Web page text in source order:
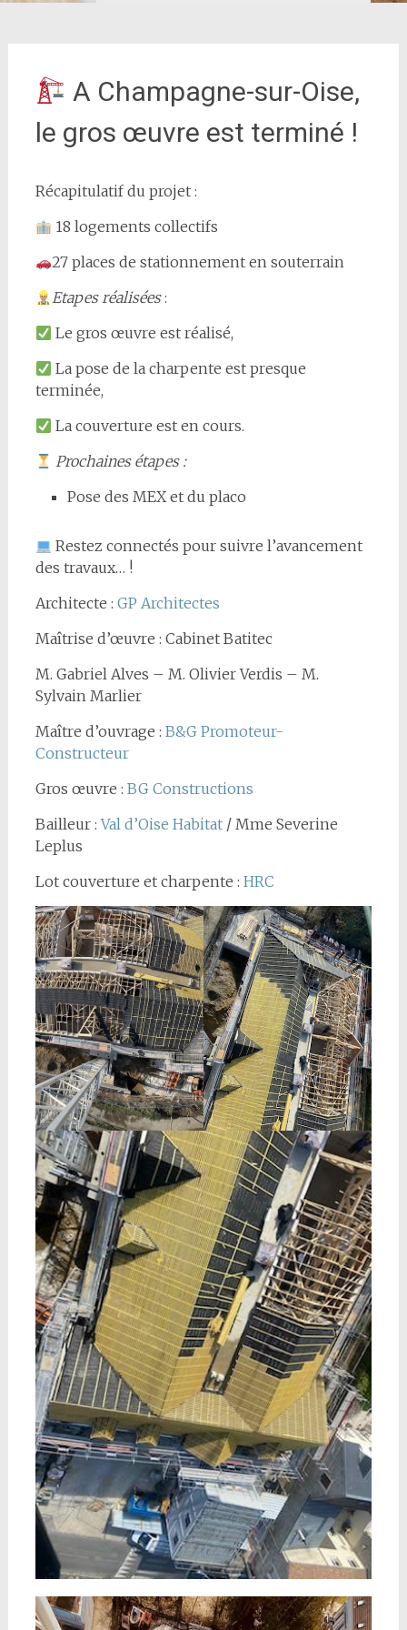
A Champagne-sur-Oise,
le gros œuvre est terminé !
Récapitulatif du projet :
18 logements collectifs
27 places de stationnement en souterrain
Etapes réalisées:
Le gros œuvre est réalisé,
La pose de la charpente est presque
terminée,
La couverture est en cours.
Prochaines étapes:
Pose des MEX et du placo
Restez connectés pour suivre l’avancement
des travaux… !
Architecte : GP Architectes
Maîtrise d’œuvre : Cabinet Batitec
M. Gabriel Alves – M. Olivier Verdis – M.
Sylvain Marlier
Maître d’ouvrage : B&G Promoteur-
Constructeur
Gros œuvre : BG Constructions
Bailleur :Val d’Oise Habitat/ Mme Severine
Leplus
Lot couverture et charpente : HRC